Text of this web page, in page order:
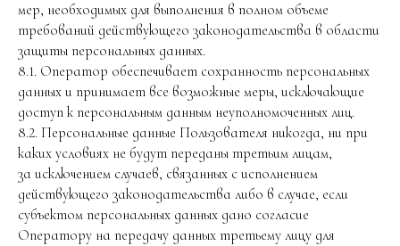
мер, необходимых для выполнения в полном объеме
требований действующего законодательства в области
защиты персональных данных.
8.1. Оператор обеспечивает сохранность персональных
данных и принимает все возможные меры, исключающие
доступ к персональным данным неуполномоченных лиц.
8.2. Персональные данные Пользователя никогда, ни при
каких условиях не будут переданы третьим лицам,
за исключением случаев, связанных с исполнением
действующего законодательства либо в случае, если
субъектом персональных данных дано согласие
Оператору на передачу данных третьему лицу для